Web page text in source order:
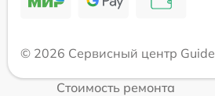
© 2026 Сервисный центр Guide
Стоимость ремонта